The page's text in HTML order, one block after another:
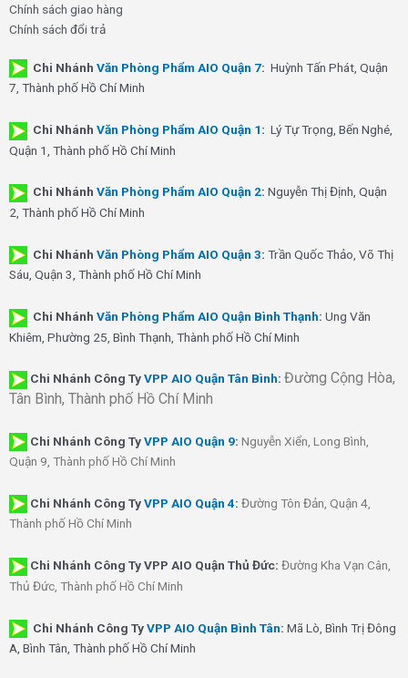
Chính sách giao hàng
Chính sách đổi trả
Chi Nhánh Văn Phòng Phẩm AIO Quận 7: Huỳnh Tấn Phát, Quận
7, Thành phố Hồ Chí Minh
Chi Nhánh Văn Phòng Phẩm AIO Quận 1: Lý Tự Trọng, Bến Nghé,
Quận 1, Thành phố Hồ Chí Minh
Chi Nhánh Văn Phòng Phẩm AIO Quận 2: Nguyễn Thị Định, Quận
2, Thành phố Hồ Chí Minh
Chi Nhánh Văn Phòng Phẩm AIO Quận 3: Trần Quốc Thảo, Võ Thị
Sáu, Quận 3, Thành phố Hồ Chí Minh
Chi Nhánh Văn Phòng Phẩm AIO Quận Bình Thạnh: Ung Văn
Khiêm, Phường 25, Bình Thạnh, Thành phố Hồ Chí Minh
Chi Nhánh Công TyVPP AIO Quận Tân Bình: Đường Cộng Hòa,
Tân Bình, Thành phố Hồ Chí Minh
Chi Nhánh Công TyVPP AIO Quận 9: Nguyễn Xiển, Long Bình,
Quận 9, Thành phố Hồ Chí Minh
Chi Nhánh Công TyVPP AIO Quận 4: Đường Tôn Đản, Quận 4,
Thành phố Hồ Chí Minh
Chi Nhánh Công Ty VPP AIO Quận Thủ Đức: Đường Kha Vạn Cân,
Thủ Đức, Thành phố Hồ Chí Minh
Chi Nhánh Công TyVPP AIO Quận Bình Tân: Mã Lò, Bình Trị Đông
A, Bình Tân, Thành phố Hồ Chí Minh